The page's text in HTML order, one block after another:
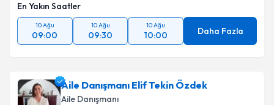
En Yakın Saatler
10 Ağu
09:00
10 Ağu
09:30
10 Ağu
10:00 Daha Fazla
Aile Danışmanı Elif Tekin Özdek
Aile Danışmanı